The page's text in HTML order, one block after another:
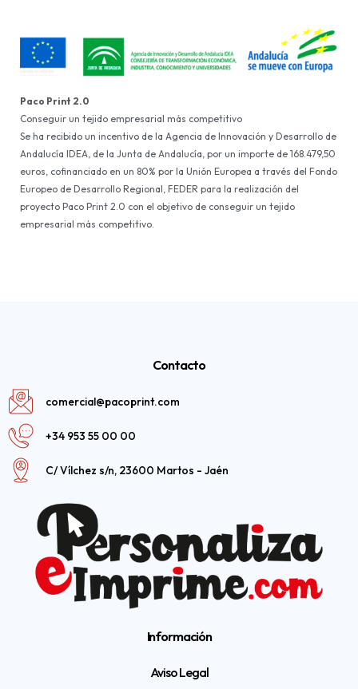
Paco Print 2.0
Conseguir un tejido empresarial más competitivo
Se ha recibido un incentivo de la Agencia de Innovación y Desarrollo de
Andalucía IDEA, de la Junta de Andalucía, por un importe de 168.479,50
euros, cofinanciado en un 80% por la Unión Europea a través del Fondo
Europeo de Desarrollo Regional, FEDER para la realización del
proyecto Paco Print 2.0 con el objetivo de conseguir un tejido
empresarial más competitivo.
Contacto
comercial@pacoprint.com
+34 953 55 00 00
C/ Vílchez s/n, 23600 Martos - Jaén
Información
Aviso Legal